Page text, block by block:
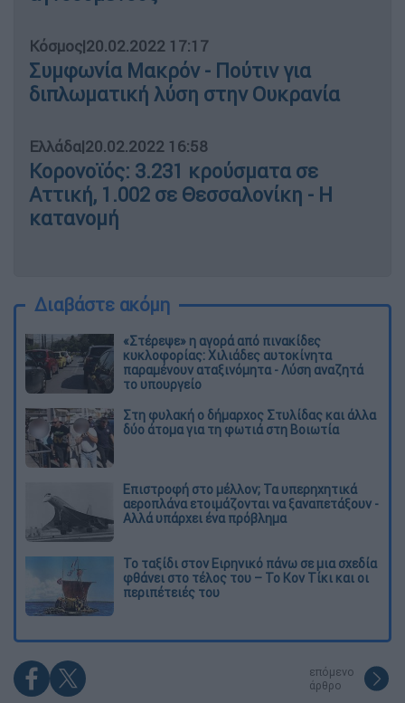
Κόσμος|20.02.2022 17:17
Συμφωνία Μακρόν - Πούτιν για
διπλωματική λύση στην Ουκρανία
Ελλάδα|20.02.2022 16:58
Κορονοϊός: 3.231 κρούσματα σε
Αττική, 1.002 σε Θεσσαλονίκη - Η
κατανομή
Διαβάστε ακόμη
«Στέρεψε» η αγορά από πινακίδες
κυκλοφορίας: Χιλιάδες αυτοκίνητα
παραμένουν αταξινόμητα - Λύση αναζητά
το υπουργείο
Στη φυλακή ο δήμαρχος Στυλίδας και άλλα
δύο άτομα για τη φωτιά στη Βοιωτία
Επιστροφή στο μέλλον; Τα υπερηχητικά
αεροπλάνα ετοιμάζονται να ξαναπετάξουν -
Αλλά υπάρχει ένα πρόβλημα
Το ταξίδι στον Ειρηνικό πάνω σε μια σχεδία
φθάνει στο τέλος του – Το Κον Τίκι και οι
περιπέτειές του
επόμενο
άρθρο